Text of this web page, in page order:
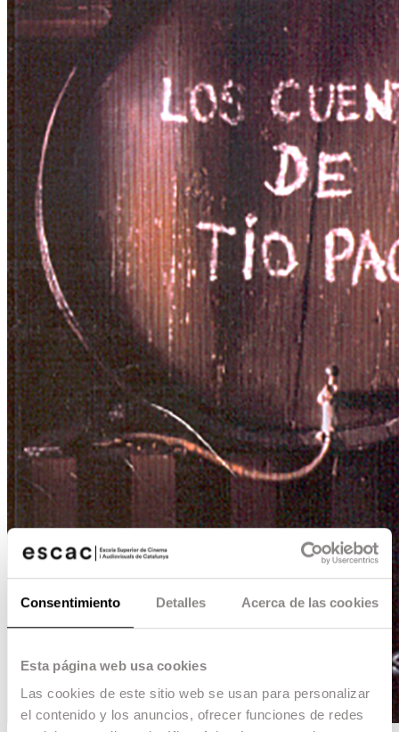
Consentimiento Detalles Acerca de las cookies
Esta página web usa cookies
Las cookies de este sitio web se usan para personalizar
el contenido y los anuncios, ofrecer funciones de redes